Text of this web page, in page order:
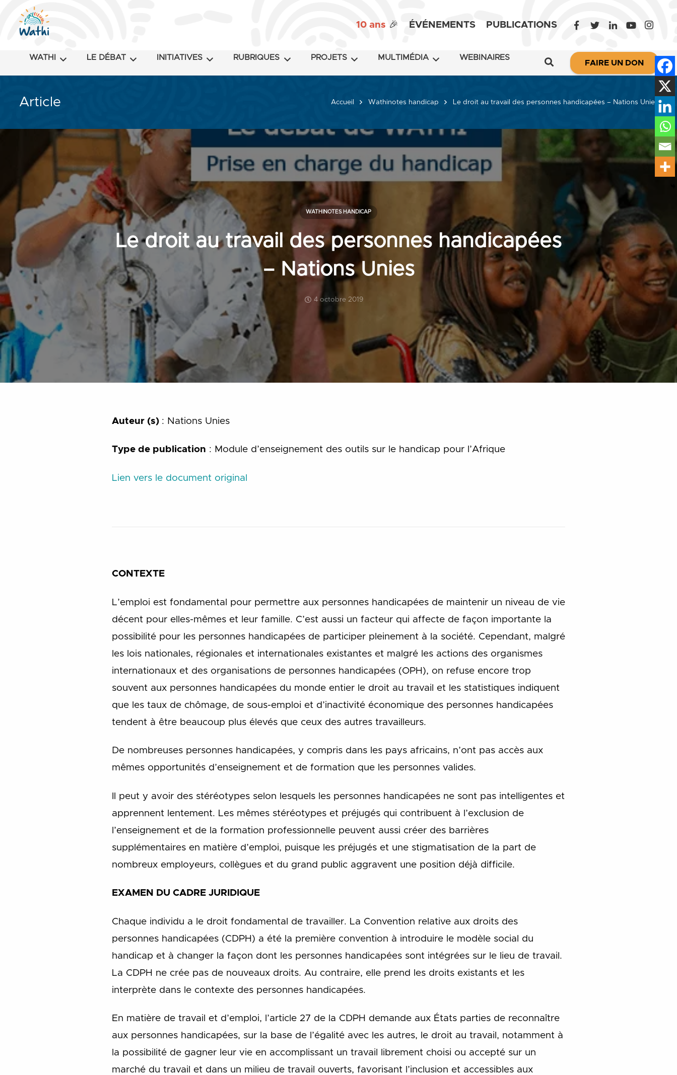
10 ans 🎉 ÉVÉNEMENTS PUBLICATIONS
WATHI LE DÉBAT INITIATIVES RUBRIQUES PROJETS MULTIMÉDIA WEBINAIRES
FAIRE UN DON
Article Accueil Wathinotes handicap Le droit au travail des personnes handicapées – Nations Unies
Le droit au travail des personnes handicapées
– Nations Unies
4 octobre 2019
WATHINOTES HANDICAP
Auteur (s) : Nations Unies
Type de publication : Module d’enseignement des outils sur le handicap pour l’Afrique
Lien vers le document original
CONTEXTE
L’emploi est fondamental pour permettre aux personnes handicapées de maintenir un niveau de vie
décent pour elles-mêmes et leur famille. C’est aussi un facteur qui affecte de façon importante la
possibilité pour les personnes handicapées de participer pleinement à la société. Cependant, malgré
les lois nationales, régionales et internationales existantes et malgré les actions des organismes
internationaux et des organisations de personnes handicapées (OPH), on refuse encore trop
souvent aux personnes handicapées du monde entier le droit au travail et les statistiques indiquent
que les taux de chômage, de sous-emploi et d’inactivité économique des personnes handicapées
tendent à être beaucoup plus élevés que ceux des autres travailleurs.
De nombreuses personnes handicapées, y compris dans les pays africains, n’ont pas accès aux
mêmes opportunités d’enseignement et de formation que les personnes valides.
Il peut y avoir des stéréotypes selon lesquels les personnes handicapées ne sont pas intelligentes et
apprennent lentement. Les mêmes stéréotypes et préjugés qui contribuent à l’exclusion de
l’enseignement et de la formation professionnelle peuvent aussi créer des barrières
supplémentaires en matière d’emploi, puisque les préjugés et une stigmatisation de la part de
nombreux employeurs, collègues et du grand public aggravent une position déjà difficile.
EXAMEN DU CADRE JURIDIQUE
Chaque individu a le droit fondamental de travailler. La Convention relative aux droits des
personnes handicapées (CDPH) a été la première convention à introduire le modèle social du
handicap et à changer la façon dont les personnes handicapées sont intégrées sur le lieu de travail.
La CDPH ne crée pas de nouveaux droits. Au contraire, elle prend les droits existants et les
interprète dans le contexte des personnes handicapées.
En matière de travail et d’emploi, l’article 27 de la CDPH demande aux États parties de reconnaître
aux personnes handicapées, sur la base de l’égalité avec les autres, le droit au travail, notamment à
la possibilité de gagner leur vie en accomplissant un travail librement choisi ou accepté sur un
marché du travail et dans un milieu de travail ouverts, favorisant l’inclusion et accessibles aux